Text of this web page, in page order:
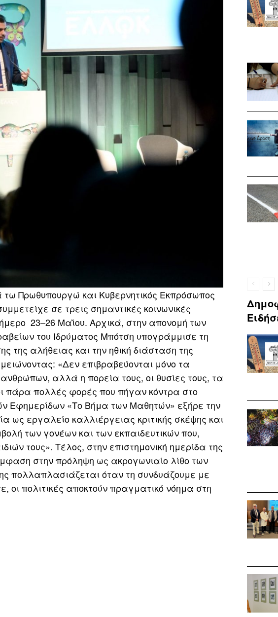
Πρωθυπουργώ και Κυβερνητικός Εκπρόσωπος
σε τρεις σημαντικές κοινωνικές
23–26 Μαΐου. Αρχικά, στην απονομή των
του Ιδρύματος Μπότση υπογράμμισε τη
της αλήθειας και την ηθική διάσταση της
«Δεν επιβραβεύονται μόνο τα
αλλά η πορεία τους, οι θυσίες τους, τα
πάρα πολλές φορές που πήγαν κόντρα στο
Εφημερίδων «Το Βήμα των Μαθητών» εξήρε την
εργαλείο καλλιέργειας κριτικής σκέψης και
των γονέων και των εκπαιδευτικών που,
τους». Τέλος, στην επιστημονική ημερίδα της
στην πρόληψη ως ακρογωνιαίο λίθο των
πολλαπλασιάζεται όταν τη συνδυάζουμε με
πολιτικές αποκτούν πραγματικό νόημα στη